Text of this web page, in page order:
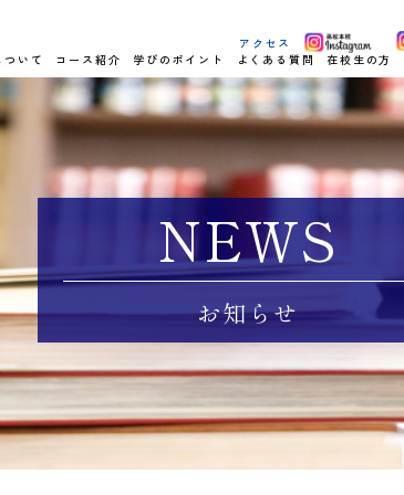
アクセス
ついて
コース紹介 学びのポイント よくある質問 在校生の方
NEWS
お知らせ